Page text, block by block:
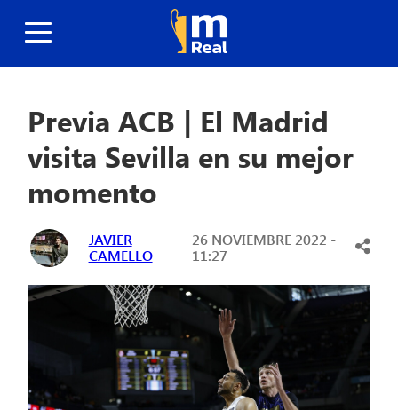
Previa ACB | El Madrid
visita Sevilla en su mejor
momento
JAVIER
CAMELLO
26 NOVIEMBRE 2022 -
11:27